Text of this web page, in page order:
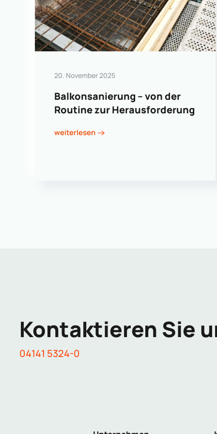
20. November 2025
Balkonsanierung – von der
Routine zur Herausforderung
weiterlesen
Kontaktieren Sie
04141 5324-0